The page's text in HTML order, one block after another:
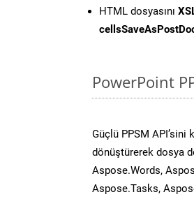
HTML dosyasını
PowerPoint
Güçlü PPSM API’sini
dönüştürerek dosya
Aspose.Words,
Aspose.Tasks,